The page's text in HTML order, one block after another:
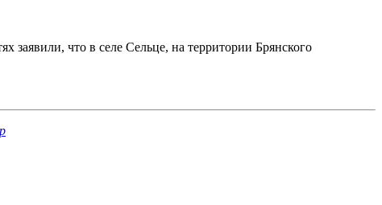
заявили, что в селе Сельце, на территории Брянского